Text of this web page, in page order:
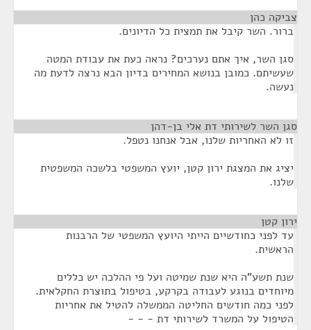
צביקה כהן
ברור. השר קיבל את תמצית כל הדיונים.
סגן השר, איך אתם נערכים? נראה כעת את עבודת המטה
שעשיתם. כמובן בנושא המחירים בדיון הבא נרצה לדעת מה
נעשה.
סגן השר לשירותי דת אלי בן-דהן
זו לא האחריות שלנו, אבל אנחנו נטפל.
יציג את המצגת ירון קטן, יועץ המשפטי בלשכה המשפטית
שלנו.
ירון קטן
עד לפני כחודשיים הייתי היועץ המשפטי של הרבנות
הראשית.
שנת תשע"ה היא שנת שמיטה ועל פי ההלכה יש כללים
מיוחדים בנוגע לעבודה בקרקע, בטיפול בתוצרת החקלאית.
לפני כמה חודשים החליטה הממשלה להטיל את אחריות
הטיפול על המשרד לשירותי דת - - -